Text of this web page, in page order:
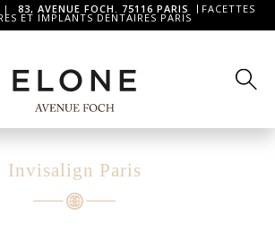
| 83, AVENUE FOCH. 75116 PARIS FACETTES
ET IMPLANTS DENTAIRES PARIS
Invisalign Paris